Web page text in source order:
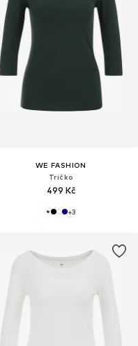
WE FASHION
Tričko
499 Kč
+3